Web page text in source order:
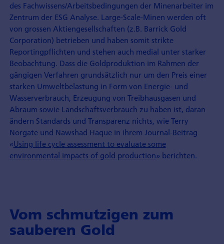
des Fachwissens/Arbeitsbedingungen der Minenarbeiter im
Zentrum der ESG Analyse. Large-Scale-Minen werden oft
von grossen Aktiengesellschaften (z.B. Barrick Gold
Corporation) betrieben und haben somit strikte
Reportingpflichten und stehen auch medial unter starker
Beobachtung. Dass die Goldproduktion im Rahmen der
gängigen Verfahren grundsätzlich nur um den Preis einer
starken Umweltbelastung in Form von Energie- und
Wasserverbrauch, Erzeugung von Treibhausgasen und
Abraum sowie Landschaftsverbrauch zu haben ist, daran
ändern Standards und Transparenz nichts, wie Terry
Norgate und Nawshad Haque in ihrem Journal-Beitrag
«Using life cycle assessment to evaluate some
environmental impacts of gold production» berichten.
Vom schmutzigen zum
sauberen Gold